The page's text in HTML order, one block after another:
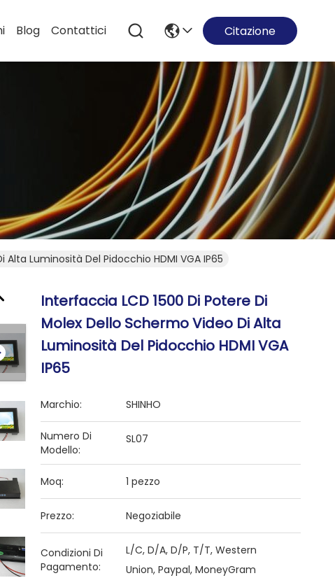
Blog Contattici Citazione
Luminosità Del Pidocchio HDMI VGA IP65
Interfaccia LCD 1500 Di Potere Di
Molex Dello Schermo Video Di Alta
Luminosità Del Pidocchio HDMI VGA
IP65
Marchio: SHINHO
Numero Di
Modello:
SL07
Moq: 1 pezzo
Prezzo: Negoziabile
Condizioni Di
Pagamento:
L/C, D/A, D/P, T/T, Western
Union, Paypal, MoneyGram